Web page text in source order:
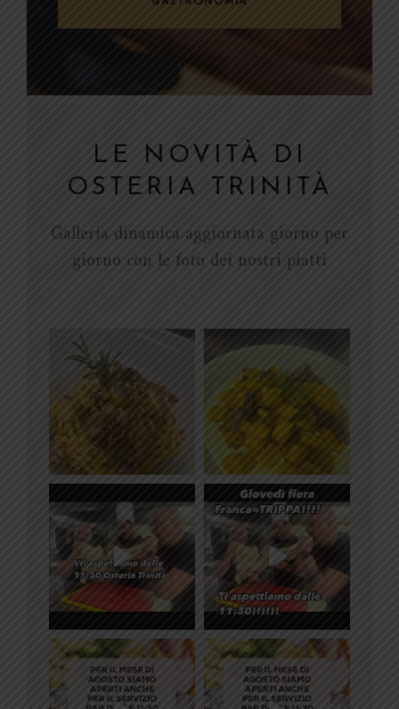
LE NOVITÀ DI
OSTERIA TRINITÀ
Galleria dinamica aggiornata giorno per
giorno con le foto dei nostri piatti